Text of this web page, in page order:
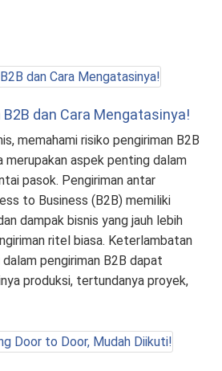
dan Cara Mengatasinya!
memahami risiko pengiriman B2B
merupakan aspek penting dalam
pasok. Pengiriman antar
to Business (B2B) memiliki
dampak bisnis yang jauh lebih
ritel biasa. Keterlambatan
pengiriman B2B dapat
produksi, tertundanya proyek,